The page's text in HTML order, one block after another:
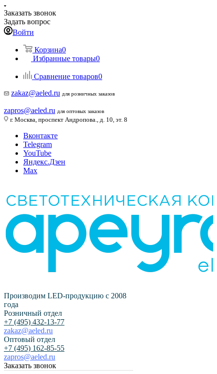
Заказать звонок
Задать вопрос
Войти
Корзина0
Избранные товары0
Сравнение товаров0
zakaz@aeled.ru для розничных заказов
zapros@aeled.ru для оптовых заказов
г. Москва, проспект Андропова., д. 10, эт. 8
Вконтакте
Telegram
YouTube
Яндекс.Дзен
Max
Производим LED-продукцию с 2008
года
Розничный отдел
+7 (495) 432-13-77
zakaz@aeled.ru
Оптовый отдел
+7 (495) 162-85-55
zapros@aeled.ru
Заказать звонок